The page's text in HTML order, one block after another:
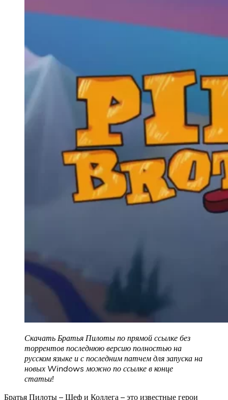
Скачать Братья Пилоты по прямой ссылке без
торрентов последнюю версию полностью на
русском языке и с последним патчем для запуска на
новых Windows можно по ссылке в конце
статьи!
Братья Пилоты – Шеф и Коллега – это известные герои